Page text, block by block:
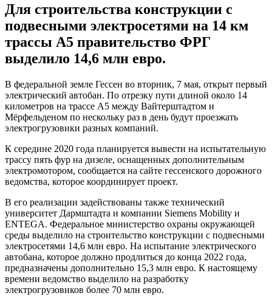
Для строительства конструкции с
подвесными электросетями на 14 км
трассы А5 правительство ФРГ
выделило 14,6 млн евро.
В федеральной земле Гессен во вторник, 7 мая, открыт первый
электрический автобан. По отрезку пути длиной около 14
километров на трассе A5 между Вайтерштадтом и
Мёрфельденом по нескольку раз в день будут проезжать
электрогрузовики разных компаний.
К середине 2020 года планируется вывести на испытательную
трассу пять фур на дизеле, оснащенных дополнительным
электромотором, сообщается на сайте гессенского дорожного
ведомства, которое координирует проект.
В его реализации задействованы также технический
университет Дармштадта и компании Siemens Mobility и
ENTEGA. Федеральное министерство охраны окружающей
среды выделило на строительство конструкции с подвесными
электросетями 14,6 млн евро. На испытание электрического
автобана, которое должно продлиться до конца 2022 года,
предназначены дополнительно 15,3 млн евро. К настоящему
времени ведомство выделило на разработку
электрогрузовиков более 70 млн евро.